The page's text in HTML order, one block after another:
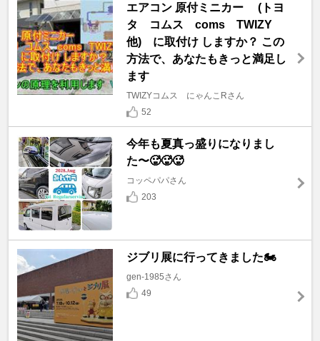
エアコン 原付ミニカー (トヨ
タ コムス coms TWIZY
他) に取付け しますか？ この
方法で、あなたもきっと満足し
ます
TWIZYコムス にゃんこRさん
52
今年も夏真っ盛りになりまし
た〜🥵🥵🥵
コッペパパさん
203
ジブリ展に行ってきました🏍️
gen-1985さん
49